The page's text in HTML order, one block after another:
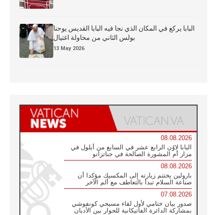
البابا يركع في المكان الذي نجا فيه البابا القديس يوحنا
بولس الثاني من محاولة اغتيال
13 May 2026
08.08.2026
البابا لاوُن الرابع عشر في السابع من أيلول في
مزار أم المشورة الصالحة في جناتزانو
08.08.2026
بارولين يختتم زيارته إلى المكسيك مؤكدا أن
صناعة السلام تبدأ بالتعاطف مع ألم الآخر
07.08.2026
صدور بيان ختامي لأول لقاء مسيحي كونفوشي
بمشاركة الدائرة الفاتيكانية للحوار بين الأديان